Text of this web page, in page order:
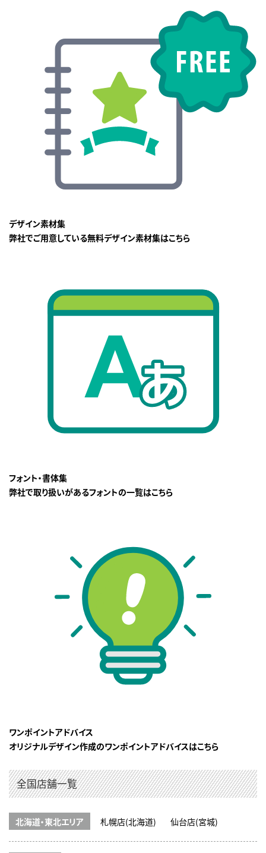
デザイン素材集
弊社でご用意している無料デザイン素材集はこちら
フォント・書体集
弊社で取り扱いがあるフォントの一覧はこちら
ワンポイントアドバイス
オリジナルデザイン作成のワンポイントアドバイスはこちら
全国店舗一覧
北海道・東北エリア 札幌店(北海道) 仙台店(宮城)